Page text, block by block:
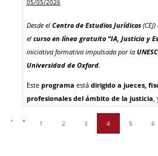
totalidad a cargo de la ERA.
Accede a la resolución completa
05/05/2026
Desde el Centro de Estudios Jurídicos
el curso en línea gratuito “IA, Justicia y
iniciativa formativa impulsada por la
Universidad de Oxford.
Este programa está dirigido a jueces,
profesionales del ámbito de la justicia
conocimientos técnicos previos. A lo largo
aprendizaje guiado, el curso aborda
‹Página anterior
«Primera página
1 2 3 4 5 6